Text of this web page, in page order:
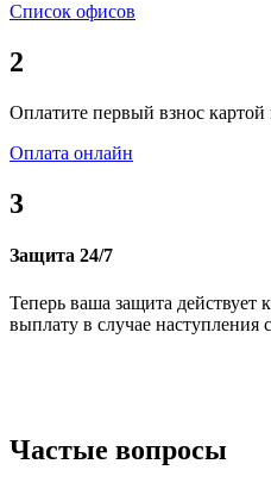
Список офисов
2
Оплатите первый взнос картой
Оплата онлайн
3
Защита 24/7
Теперь ваша защита действует
выплату в случае наступления
Частые вопросы